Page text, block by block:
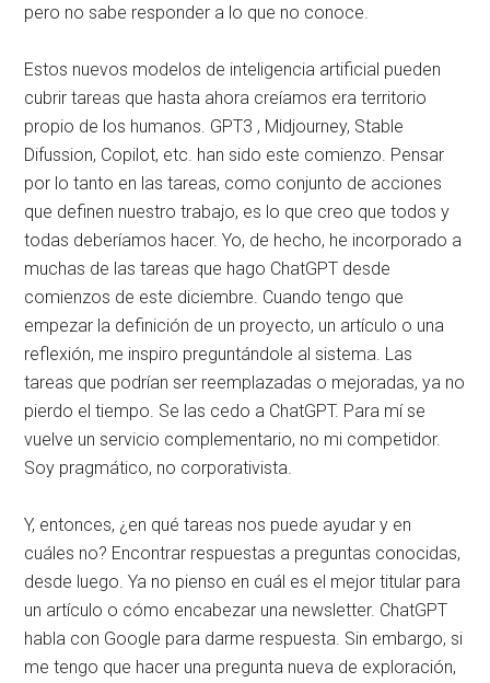
pero no sabe responder a lo que no conoce.
Estos nuevos modelos de inteligencia artificial pueden
cubrir tareas que hasta ahora creíamos era territorio
propio de los humanos. GPT3 , Midjourney, Stable
Difussion, Copilot, etc. han sido este comienzo. Pensar
por lo tanto en las tareas, como conjunto de acciones
que definen nuestro trabajo, es lo que creo que todos y
todas deberíamos hacer. Yo, de hecho, he incorporado a
muchas de las tareas que hago ChatGPT desde
comienzos de este diciembre. Cuando tengo que
empezar la definición de un proyecto, un artículo o una
reflexión, me inspiro preguntándole al sistema. Las
tareas que podrían ser reemplazadas o mejoradas, ya no
pierdo el tiempo. Se las cedo a ChatGPT. Para mí se
vuelve un servicio complementario, no mi competidor.
Soy pragmático, no corporativista.
Y, entonces, ¿en qué tareas nos puede ayudar y en
cuáles no? Encontrar respuestas a preguntas conocidas,
desde luego. Ya no pienso en cuál es el mejor titular para
un artículo o cómo encabezar una newsletter. ChatGPT
habla con Google para darme respuesta. Sin embargo, si
me tengo que hacer una pregunta nueva de exploración,